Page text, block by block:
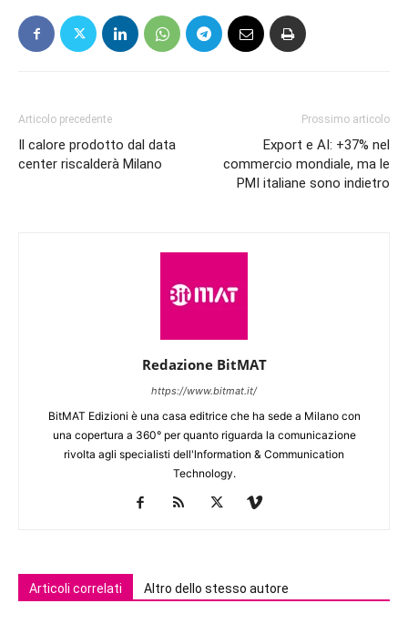
Articolo precedente
Il calore prodotto dal data
center riscalderà Milano
Prossimo articolo
Export e AI: +37% nel
commercio mondiale, ma le
PMI italiane sono indietro
Redazione BitMAT
https://www.bitmat.it/
BitMAT Edizioni è una casa editrice che ha sede a Milano con
una copertura a 360° per quanto riguarda la comunicazione
rivolta agli specialisti dell'lnformation & Communication
Technology.
Articoli correlati Altro dello stesso autore